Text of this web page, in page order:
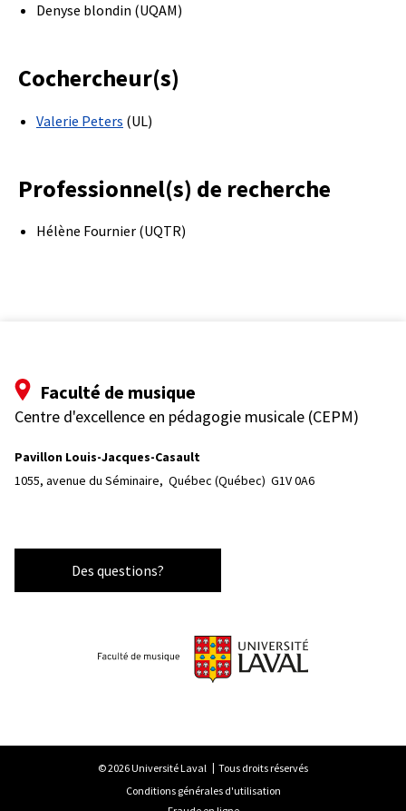
Denyse blondin (UQAM)
Cochercheur(s)
Valerie Peters (UL)
Professionnel(s) de recherche
Hélène Fournier (UQTR)
Faculté de musique
Centre d'excellence en pédagogie musicale (CEPM)
Pavillon Louis-Jacques-Casault
1055, avenue du Séminaire, Québec (Québec)  G1V 0A6
Des questions?
© 2026 Université Laval
Tous droits réservés
Conditions générales d'utilisation